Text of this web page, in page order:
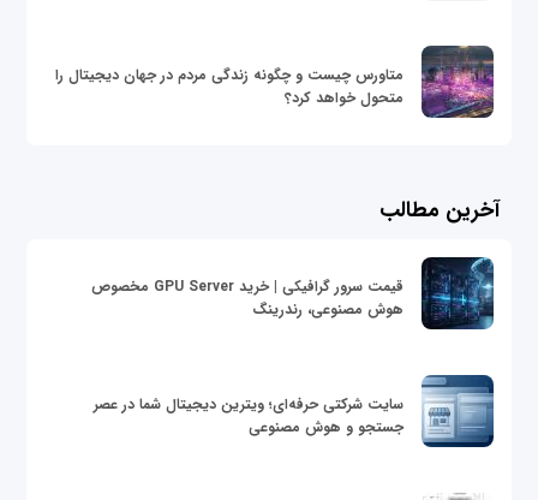
متاورس چیست و چگونه زندگی مردم در جهان دیجیتال را
متحول خواهد کرد؟
آخرین مطالب
قیمت سرور گرافیکی | خرید GPU Server مخصوص
هوش مصنوعی، رندرینگ
سایت شرکتی حرفه‌ای؛ ویترین دیجیتال شما در عصر
جستجو و هوش مصنوعی